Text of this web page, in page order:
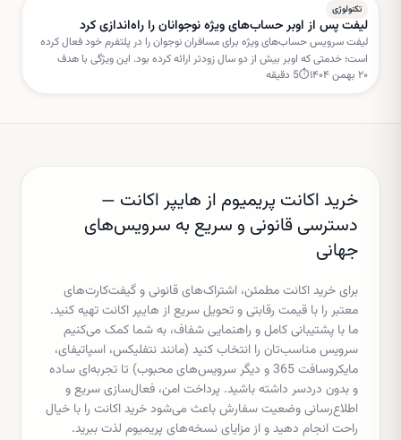
تکنولوژی
لیفت پس از اوبر حساب‌های ویژه نوجوانان را راه‌اندازی کرد
لیفت سرویس حساب‌های ویژه برای مسافران نوجوان را در پلتفرم خود فعال کرده
است؛ خدمتی که اوبر بیش از دو سال زودتر ارائه کرده بود. این ویژگی با هدف
افزایش امنیت و نظارت والدین طراحی شده است.
۲۰ بهمن ۱۴۰۴ ⏱
5 دقیقه
خرید اکانت پریمیوم از هایپر اکانت —
دسترسی قانونی و سریع به سرویس‌های
جهانی
برای خرید اکانت مطمئن، اشتراک‌های قانونی و گیفت‌کارت‌های
معتبر را با قیمت رقابتی و تحویل سریع از هایپر اکانت تهیه کنید.
ما با پشتیبانی کامل و راهنمایی شفاف، به شما کمک می‌کنیم
سرویس مناسب‌تان را انتخاب کنید (مانند نتفلیکس، اسپاتیفای،
مایکروسافت 365 و دیگر سرویس‌های محبوب) تا تجربه‌ای ساده
و بدون دردسر داشته باشید. پرداخت امن، فعال‌سازی سریع و
اطلاع‌رسانی وضعیت سفارش باعث می‌شود خرید اکانت را با خیال
راحت انجام دهید و از مزایای نسخه‌های پریمیوم لذت ببرید.